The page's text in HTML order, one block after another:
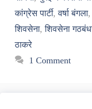
कांग्रेस पार्टी,वर्षा बंगला
शिवसेना,शिवसेना
ठाकरे
1 Comment